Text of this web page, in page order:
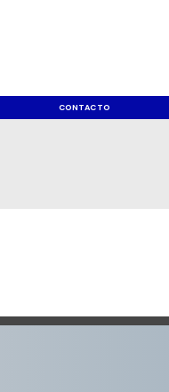
CONTACTO